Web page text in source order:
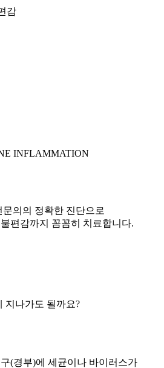
감
INFLAMMATION
의의 정확한 진단으로
편감까지 꼼꼼히 치료합니다.
지나가도 될까요?
(경부)에 세균이나 바이러스가